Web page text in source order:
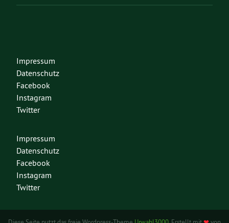
Impressum
Datenschutz
Facebook
Instagram
Twitter
Impressum
Datenschutz
Facebook
Instagram
Twitter